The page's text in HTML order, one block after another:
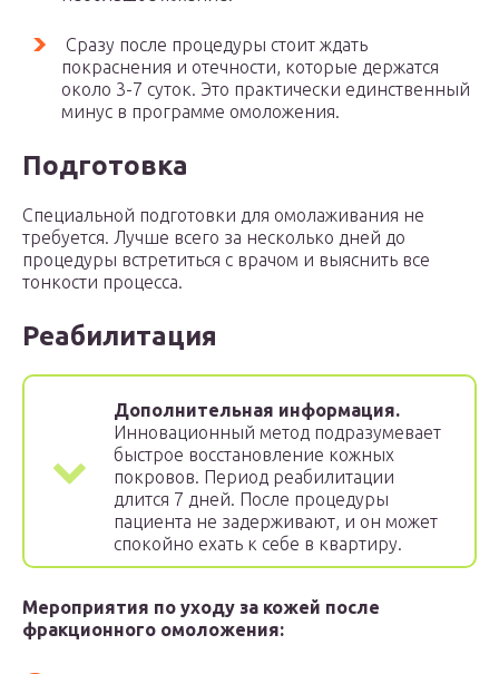
Сразу после процедуры стоит ждать
покраснения и отечности, которые держатся
около 3-7 суток. Это практически единственный
минус в программе омоложения.
Подготовка
Специальной подготовки для омолаживания не
требуется. Лучше всего за несколько дней до
процедуры встретиться с врачом и выяснить все
тонкости процесса.
Реабилитация
Дополнительная информация.
Инновационный метод подразумевает
быстрое восстановление кожных
покровов. Период реабилитации
длится 7 дней. После процедуры
пациента не задерживают, и он может
спокойно ехать к себе в квартиру.
Мероприятия по уходу за кожей после
фракционного омоложения: